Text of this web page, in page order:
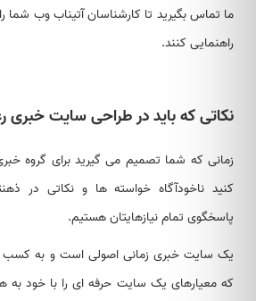
ما تماس بگیرید تا کارشناسان آتیناب وب شما
راهنمایی کنند.
نکاتی که باید در طراحی سایت خبری
زمانی که شما تصمیم می گیرید برای گروه
کنید ناخودآگاه خواسته ها و نکاتی در
پاسخگوی تمام نیازهایتان هستیم.
یک سایت خبری زمانی اصولی است و به
که معیارهای یک سایت حرفه ای را با خود به